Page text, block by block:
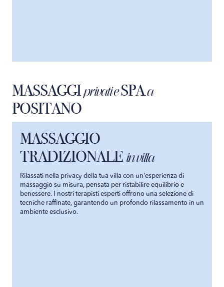
MASSAGGIprivati eSPAa
POSITANO
MASSAGGIO
TRADIZIONALE in villa
Rilassati nella privacy della tua villa con un'esperienza di
massaggio su misura, pensata per ristabilire equilibrio e
benessere. I nostri terapisti esperti offrono una selezione di
tecniche raffinate, garantendo un profondo rilassamento in un
ambiente esclusivo.